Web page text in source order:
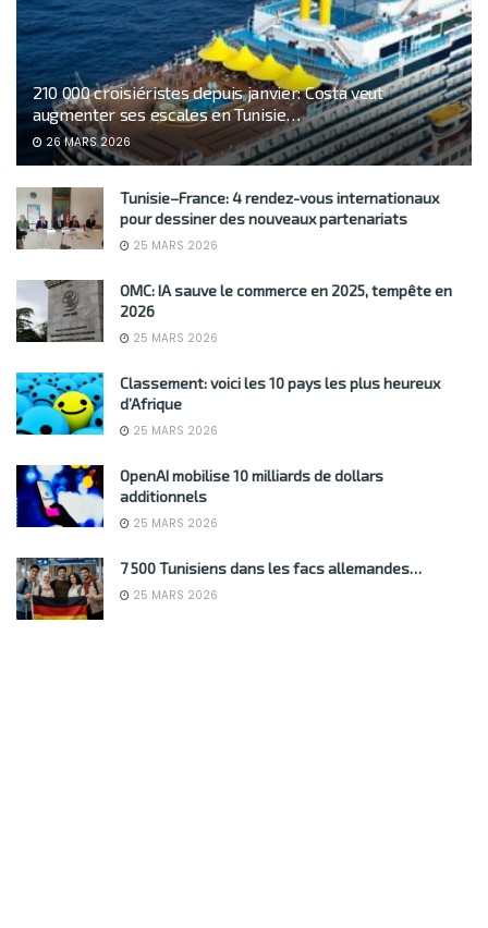
210 000 croisiéristes depuis janvier: Costa veut
augmenter ses escales en Tunisie…
26 MARS 2026
Tunisie–France: 4 rendez-vous internationaux
pour dessiner des nouveaux partenariats
25 MARS 2026
OMC: IA sauve le commerce en 2025, tempête en
2026
25 MARS 2026
Classement: voici les 10 pays les plus heureux
d’Afrique
25 MARS 2026
OpenAI mobilise 10 milliards de dollars
additionnels
25 MARS 2026
7 500 Tunisiens dans les facs allemandes…
25 MARS 2026